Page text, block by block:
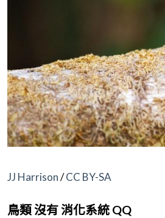
JJ Harrison/CC BY-SA
鳥類 沒有 消化系統 QQ